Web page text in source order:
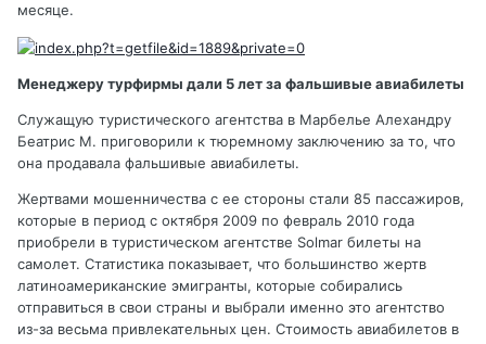
месяце.
Менеджеру турфирмы дали 5 лет за фальшивые авиабилеты
Служащую туристического агентства в Марбелье Алехандру
Беатрис М. приговорили к тюремному заключению за то, что
она продавала фальшивые авиабилеты.
Жертвами мошенничества с ее стороны стали 85 пассажиров,
которые в период с октября 2009 по февраль 2010 года
приобрели в туристическом агентстве Solmar билеты на
самолет. Статистика показывает, что большинство жертв
латиноамериканские эмигранты, которые собирались
отправиться в свои страны и выбрали именно это агентство
из-за весьма привлекательных цен. Стоимость авиабилетов в